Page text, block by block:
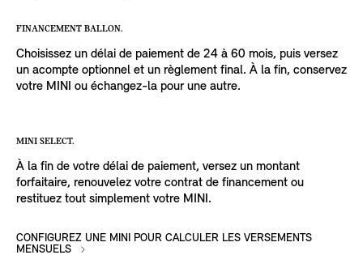
FINANCEMENT BALLON.
Choisissez un délai de paiement de 24 à 60 mois, puis versez
un acompte optionnel et un règlement final. À la fin, conservez
votre MINI ou échangez-la pour une autre.
MINI SELECT.
À la fin de votre délai de paiement, versez un montant
forfaitaire, renouvelez votre contrat de financement ou
restituez tout simplement votre MINI.
CONFIGUREZ UNE MINI POUR CALCULER LES VERSEMENTS
MENSUELS